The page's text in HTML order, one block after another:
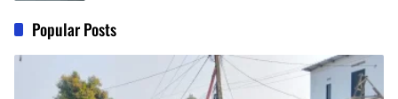
Popular Posts